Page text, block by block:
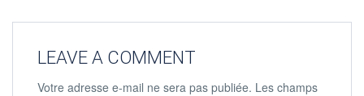
LEAVE A COMMENT
Votre adresse e-mail ne sera pas publiée. Les champs